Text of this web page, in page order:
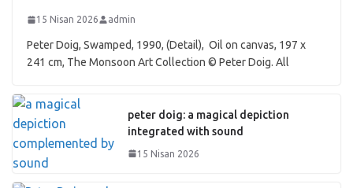
15 Nisan 2026 admin
Peter Doig, Swamped, 1990, (Detail), Oil on canvas, 197 x
241 cm, The Monsoon Art Collection © Peter Doig. All
peter doig: a magical depiction
integrated with sound
15 Nisan 2026